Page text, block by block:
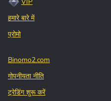
हमारे बारे में
प्रोमो
Binomo2.com
गोपनीयता नीति
ट्रेडिंग शुरू करें